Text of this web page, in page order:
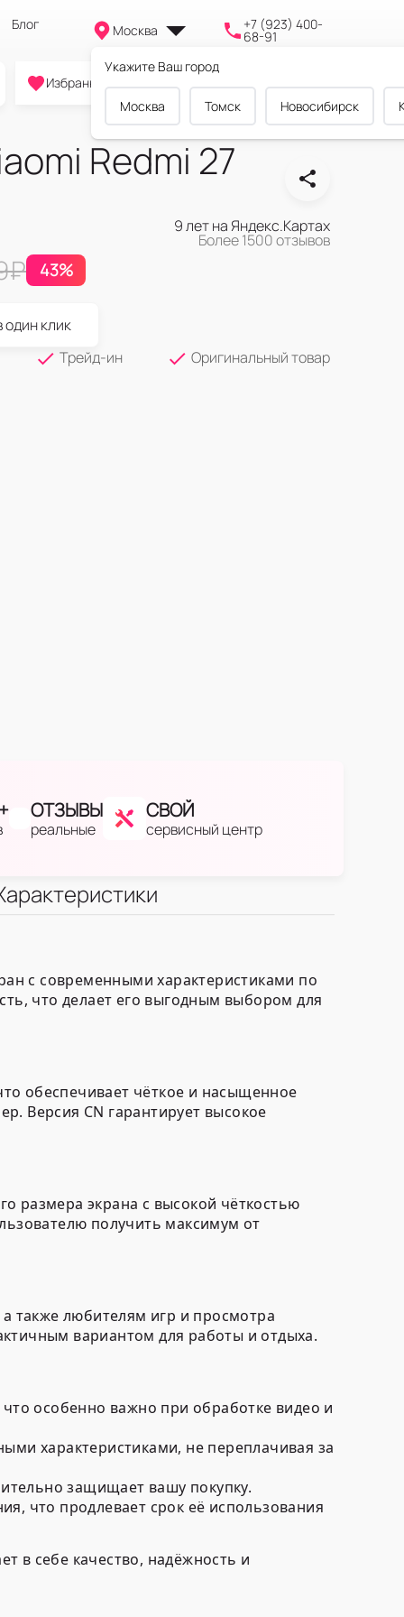
Блог Москва
Укажите Ваш город
Москва Томск Новосибирск
+7 (923) 400-
68-91
0
Избранное Cравнение Корзина
Redmi 27
9 лет на Яндекс.Картах
Более 1500 отзывов
₽ 43%
один клик
Трейд-ин
Оригинальный товар
ОТЗЫВЫ
реальные
СВОЙ
сервисный центр
с современными характеристиками по
что делает его выгодным выбором для
обеспечивает чёткое и насыщенное
Версия CN гарантирует высокое
размера экрана с высокой чёткостью
получить максимум от
также любителям игр и просмотра
вариантом для работы и отдыха.
особенно важно при обработке видео и
характеристиками, не переплачивая за
защищает вашу покупку.
что продлевает срок её использования
в себе качество, надёжность и